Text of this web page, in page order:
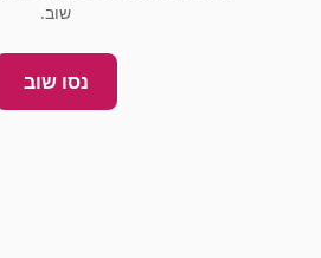
שוב.
נסו שוב